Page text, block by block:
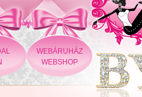
WEBÁRUHÁZ
WEBSHOP